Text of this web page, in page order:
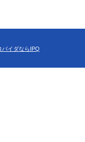
バイダならIPQ